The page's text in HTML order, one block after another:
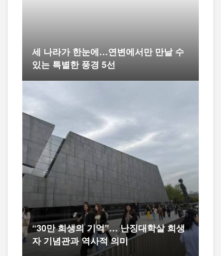
세 나라가 한눈에…연변에서만 만날 수
있는 특별한 풍경 5선
“30만 희생의 기억”… 난징대학살 희생
자 기념관과 역사적 의미